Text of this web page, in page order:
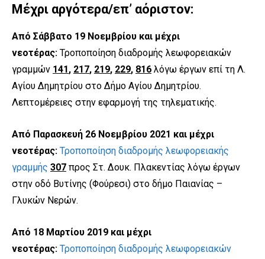
Μέχρι αργότερα/επ’ αόριστον:
Από Σάββατο 19 Νοεμβρίου και μέχρι
νεοτέρας: Τροποποίηση διαδρομής λεωφορειακών
γραμμών 141 , 217, 219, 229, 816 λόγω έργων επί τη Λ.
Αγίου Δημητρίου στο Δήμο Αγίου Δημητρίου.
Λεπτομέρειες στην εφαρμογή της τηλεματικής.
Από Παρασκευή 26 Νοεμβρίου 2021 και μέχρι
νεοτέρας: Τροποποίηση διαδρομής λεωφορειακής
γραμμής 307 προς Στ. Δουκ. Πλακεντίας λόγω έργων
στην οδό Βυτίνης (Φούρεσι) στο δήμο Παιανίας –
Γλυκών Νερών.
Από 18 Μαρτίου 2019 και μέχρι
νεοτέρας: Τροποποίηση διαδρομής λεωφορειακών